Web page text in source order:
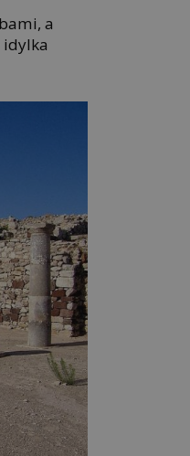
a
idylka